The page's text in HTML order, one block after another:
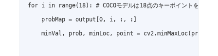
for i in range(18): # COCOモデルは18点のキーポイントを検出
    probMap = output[0, i, :, :]
    minVal, prob, minLoc, point = cv2.minMaxLoc(probMap)